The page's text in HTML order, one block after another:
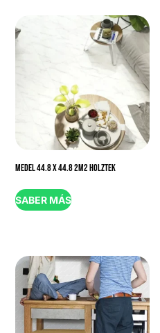
MEDEL 44.8 X 44.8 2M2 HOLZTEK
SABER MÁS